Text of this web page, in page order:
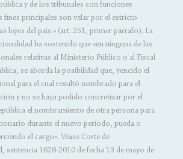
y de los tribunales con funciones
fines principales son velar por el estricto
leyes del país.» (art. 251, primer párrafo). La
ha sostenido que «en ninguna de las
relativas al Ministerio Público o al Fiscal
se aborda la posibilidad que, vencido el
para el cual resultó nombrado para el
y no se haya podido concretizar por el
el nombramiento de otra persona para
durante el nuevo período, pueda o
el cargo». Véase Corte de
sentencia 1628-2010 de fecha 13 de mayo de